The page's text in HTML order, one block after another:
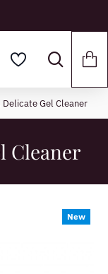
Delicate Gel Cleaner
Cleaner
New